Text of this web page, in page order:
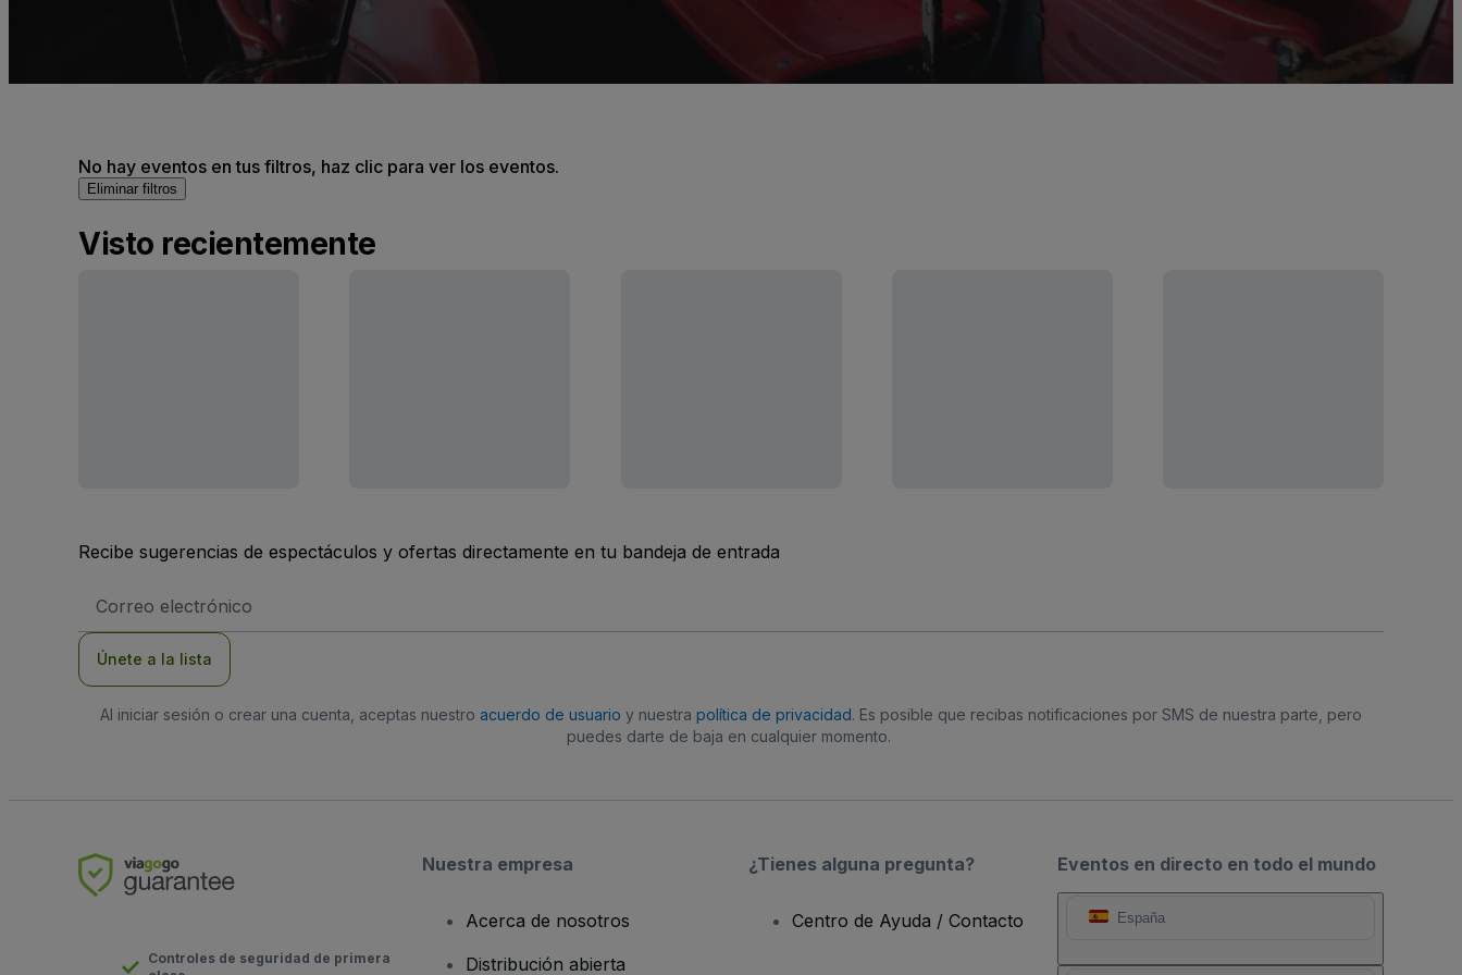
No hay eventos en tus filtros, haz clic para ver los eventos.
Eliminar filtros
Visto recientemente
Recibe sugerencias de espectáculos y ofertas directamente en tu bandeja de entrada
de
Únete a la lista
Al iniciar sesión o crear una cuenta, aceptas nuestro acuerdo de usuario y nuestra política de privacidad. Es posible que recibas notificaciones por SMS de nuestra parte, pero
puedes darte de baja en cualquier momento.
Eventos en directo en todo el mundo
España
Controles de seguridad de primera
Nuestra empresa
Acerca de nosotros
Distribución abierta
¿Tienes alguna pregunta?
Centro de Ayuda / Contacto